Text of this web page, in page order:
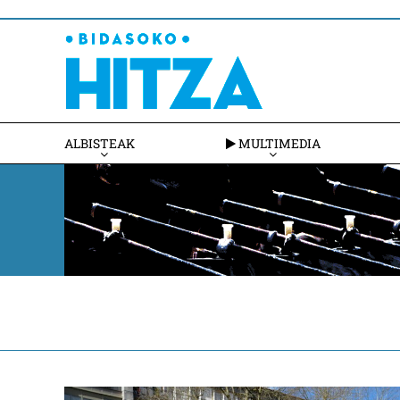
ALBISTEAK MULTIMEDIA